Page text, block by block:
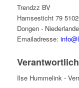
Trendzz BV
Hamsesticht 79
Dongen -
Emailadresse:
Ilse Hummelink -